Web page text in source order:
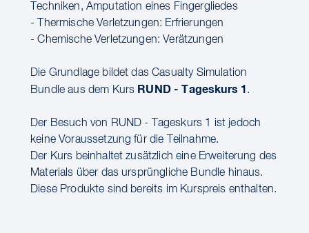
Techniken, Amputation eines Fingergliedes
- Thermische Verletzungen: Erfrierungen
- Chemische Verletzungen: Verätzungen
Die Grundlage bildet das Casualty Simulation
Bundle aus dem Kurs RUND - Tageskurs 1 .
Der Besuch von RUND - Tageskurs 1 ist jedoch
keine Voraussetzung für die Teilnahme.
Der Kurs beinhaltet zusätzlich eine Erweiterung des
Materials über das ursprüngliche Bundle hinaus.
Diese Produkte sind bereits im Kurspreis enthalten.